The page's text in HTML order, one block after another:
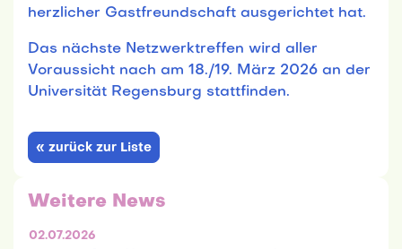
herzlicher Gastfreundschaft ausgerichtet hat.
Das nächste Netzwerktreffen wird aller
Voraussicht nach am 18./19. März 2026 an der
Universität Regensburg stattfinden.
« zurück zur Liste
Weitere News
02.07.2026